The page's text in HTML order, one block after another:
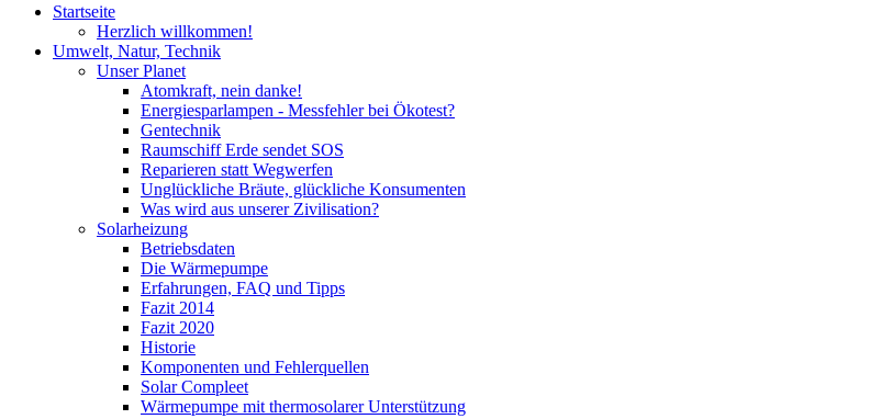
Startseite
Herzlich willkommen!
Umwelt, Natur, Technik
Unser Planet
Atomkraft, nein danke!
Energiesparlampen - Messfehler bei Ökotest?
Gentechnik
Raumschiff Erde sendet SOS
Reparieren statt Wegwerfen
Unglückliche Bräute, glückliche Konsumenten
Was wird aus unserer Zivilisation?
Solarheizung
Betriebsdaten
Die Wärmepumpe
Erfahrungen, FAQ und Tipps
Fazit 2014
Fazit 2020
Historie
Komponenten und Fehlerquellen
Solar Compleet
Wärmepumpe mit thermosolarer Unterstützung